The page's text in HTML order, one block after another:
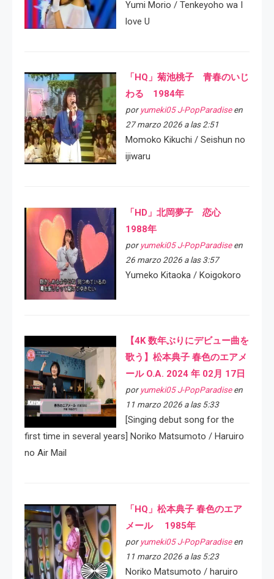
Yumi Morio / Tenkeyoho wa I
love U
「HQ」菊池桃子 青春のいじ
わる 1984年
por yumeki05 J-PopParadiseen
27 marzo 2026 a las 2:51
Momoko Kikuchi / Seishun no
ijiwaru
「HD」北岡夢子 恋心
1988年
por yumeki05 J-PopParadiseen
26 marzo 2026 a las 3:57
Yumeko Kitaoka / Koigokoro
【4K 数年ぶりにデビュー曲を
歌う】松本典子 春色のエアメ
ール O.A. 2024 年 02月 17日
por yumeki05 J-PopParadiseen
11 marzo 2026 a las 5:33
[Singing debut song for the
first time in several years] Noriko Matsumoto / Haruiro
no Air Mail
「HQ」松本典子 春色のエア
メール 1985年
por yumeki05 J-PopParadiseen
11 marzo 2026 a las 5:23
Noriko Matsumoto / haruiro